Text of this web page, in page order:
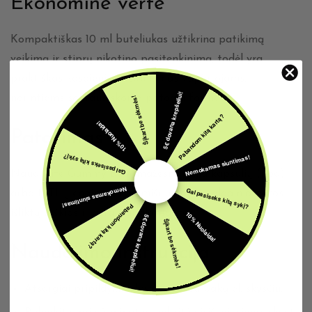
Kompaktiškas 10 ml buteliukas užtikrina patikimą
veikimą ir stiprų nikotino pasitenkinimą, todėl yra
praktiškas kasdienis pasirinkimas vapintojams,
norintiems sodraus skonio patogiu formatu.
Patarimas
Naudokite Gummy Bear mažesne galia kapsulių (pod)
arba MTL įrenginyje, kad mišrių vaisių saldainio natos
išliktų ryškios ir gerai subalansuotos.
Naudojimo instrukcija
Atsargiai pripildykite kapsulę arba baką el. skysčiu.
5€ dovana krepšeliui!Pabandom kitą kartą?
Nemokamas siuntimas!
Gal pasiseks kitą sykį?
10% Nuolaida!
Šįkart be sėkmės!
5€ dovana krepšeliui!
Pabandom kitą kartą?
Nemokamas siuntimas!
Gal pasiseks kitą sykį?
10% Nuolaida!Šįkart be sėkmės!